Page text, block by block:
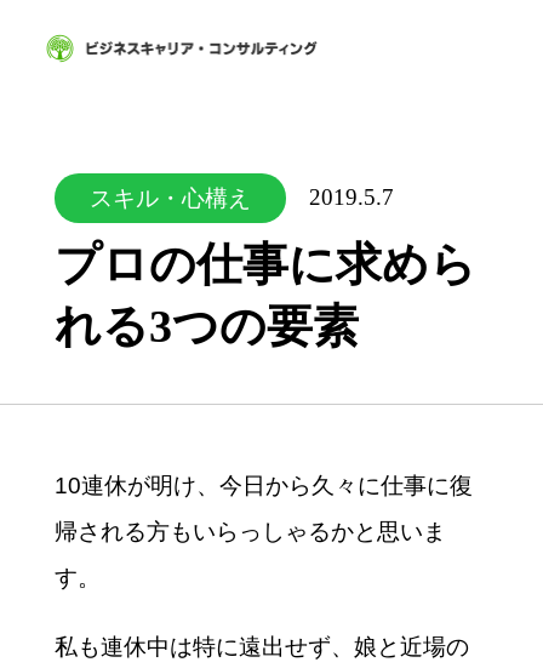
スキル・心構え 2019.5.7
プロの仕事に求めら
れる3つの要素
10連休が明け、今日から久々に仕事に復
帰される方もいらっしゃるかと思いま
す。
私も連休中は特に遠出せず、娘と近場の